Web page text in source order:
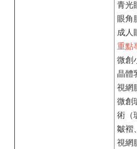
青光
眼角
成人
重點
微創
晶體
視網
微創
術（
皺褶
視網